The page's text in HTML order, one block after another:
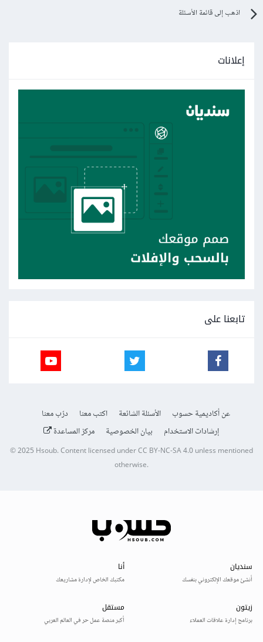
اذهب إلى قائمة الأسئلة
إعلانات
تابعنا على
عن أكاديمية حسوب الأسئلة الشائعة اكتب معنا
درّب معنا
إرشادات الاستخدام
بيان الخصوصية مركز المساعدة
© 2025Hsoub.Content licensed underCC BY-NC-SA 4.0unless mentioned
otherwise.